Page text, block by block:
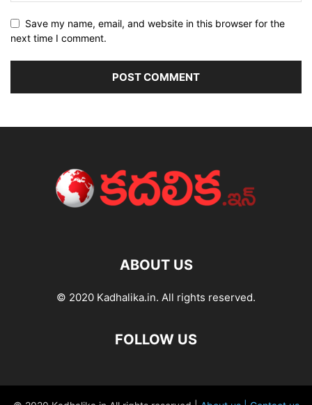
Save my name, email, and website in this browser for the
next time I comment.
ABOUT US
© 2020 Kadhalika.in. All rights reserved.
FOLLOW US